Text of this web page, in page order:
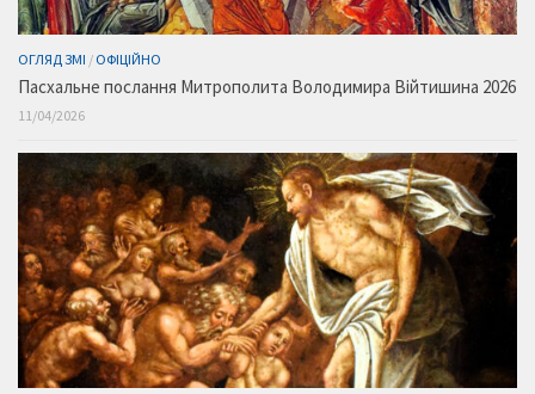
ОГЛЯД ЗМІ / ОФІЦІЙНО
Пасхальне послання Митрополита Володимира Війтишина 2026
11/04/2026